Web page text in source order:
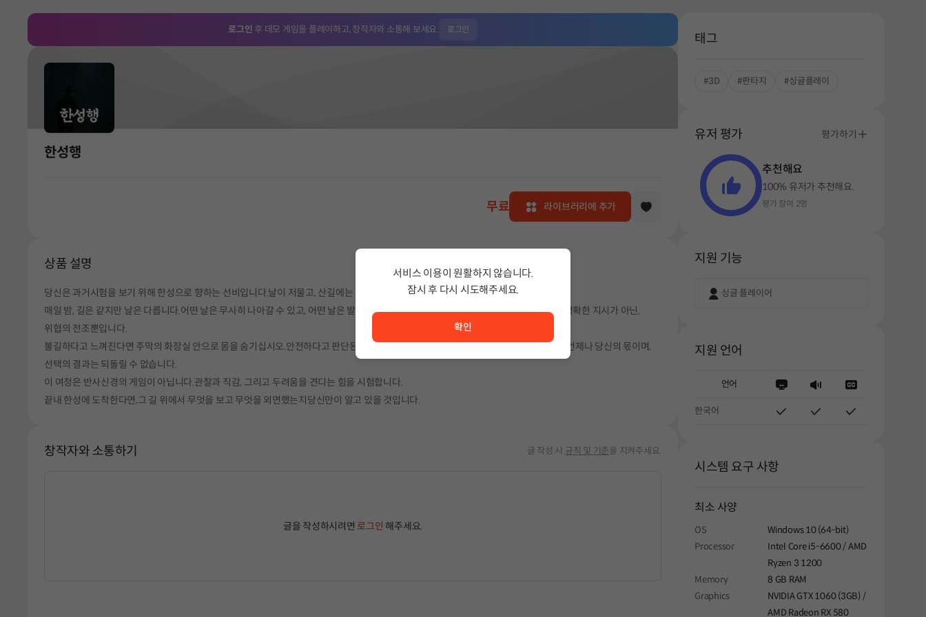
로그인 후 데모 게임을 플레이하고,창작자와 소통해 보세요. 로그인
한성행
무료 라이브러리에 추가
상품 설명
당신은 과거시험을 보기 위해 한성으로 향하는 선비입니다.날이 저물고, 산길에는 설명할 수 없는 기척이 스며듭니다.
매일 밤, 길은 같지만 날은 다릅니다.어떤 날은 무사히 나아갈 수 있고, 어떤 날은 발을 들이는 순간 죽음이 됩니다.당신에게 주어지는 것은 명확한 지시가 아닌,
위협의 전조뿐입니다.
불길하다고 느껴진다면 주막의 화장실 안으로 몸을 숨기십시오.안전하다고 판단된다면 지도를 펼쳐 목적지를 향해 걸어야 합니다.판단은 언제나 당신의 몫이며,
선택의 결과는 되돌릴 수 없습니다.
이 여정은 반사신경의 게임이 아닙니다.관찰과 직감, 그리고 두려움을 견디는 힘을 시험합니다.
끝내 한성에 도착한다면,그 길 위에서 무엇을 보고 무엇을 외면했는지당신만이 알고 있을 것입니다.
창작자와 소통하기 글 작성 시 규칙 및 기준을 지켜주세요.
글을 작성하시려면 로그인 해주세요.
태그
#3D #판타지 #싱글플레이
유저 평가 평가하기
추천해요
100% 유저가 추천해요.
평가 참여 2명
지원 기능
싱글 플레이어
지원 언어
언어
한국어
시스템 요구 사항
최소 사양
OS
Windows 10 (64-bit)
Processor
Intel Core i5-6600 / AMD
Ryzen 3 1200
Memory
8 GB RAM
Graphics
NVIDIA GTX 1060 (3GB) /
AMD Radeon RX 580
서비스 이용이 원활하지 않습니다.
잠시 후 다시 시도해주세요.
서비스 이용이 원활하지 않습니다. <br/> 잠시 후 다시 시도해주세요.
확인